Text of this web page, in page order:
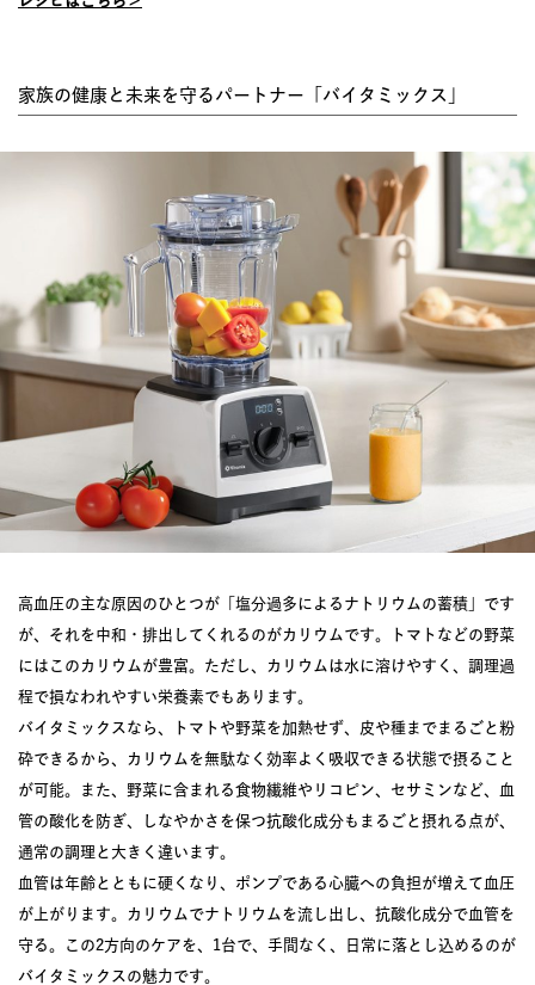
家族の健康と未来を守るパートナー「バイタミックス」
高血圧の主な原因のひとつが「塩分過多によるナトリウムの蓄積」です
が、それを中和・排出してくれるのがカリウムです。トマトなどの野菜
にはこのカリウムが豊富。ただし、カリウムは水に溶けやすく、調理過
程で損なわれやすい栄養素でもあります。
バイタミックスなら、トマトや野菜を加熱せず、皮や種までまるごと粉
砕できるから、カリウムを無駄なく効率よく吸収できる状態で摂ること
が可能。また、野菜に含まれる食物繊維やリコピン、セサミンなど、血
管の酸化を防ぎ、しなやかさを保つ抗酸化成分もまるごと摂れる点が、
通常の調理と大きく違います。
血管は年齢とともに硬くなり、ポンプである心臓への負担が増えて血圧
が上がります。カリウムでナトリウムを流し出し、抗酸化成分で血管を
守る。この2方向のケアを、1台で、手間なく、日常に落とし込めるのが
バイタミックスの魅力です。